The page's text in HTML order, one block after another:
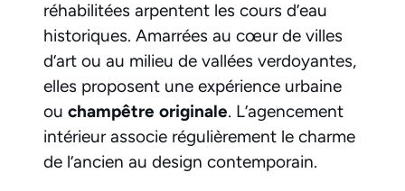
réhabilitées arpentent les cours d’eau
historiques. Amarrées au cœur de villes
d’art ou au milieu de vallées verdoyantes,
elles proposent une expérience urbaine
ou champêtre originale. L’agencement
intérieur associe régulièrement le charme
de l’ancien au design contemporain.